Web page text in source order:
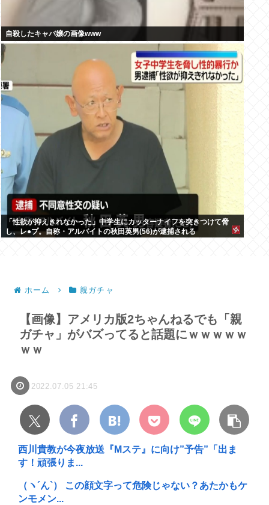
自殺したキャバ嬢の画像www
「性欲が抑えきれなかった」中学生にカッターナイフを突きつけて脅
し、レ●プ。自称・アルバイトの秋田英男(56)が逮捕される
ホーム 親ガチャ
【画像】アメリカ版2ちゃんねるでも「親
ガチャ」がバズってると話題にｗｗｗｗｗ
ｗｗ
2022.07.05 21:45
西川貴教が今夜放送『Mステ』に向け”予告”「出ま
す！頑張りま...
（ヽ´ん`） この顔文字って危険じゃない？あたかもケ
ンモメン...